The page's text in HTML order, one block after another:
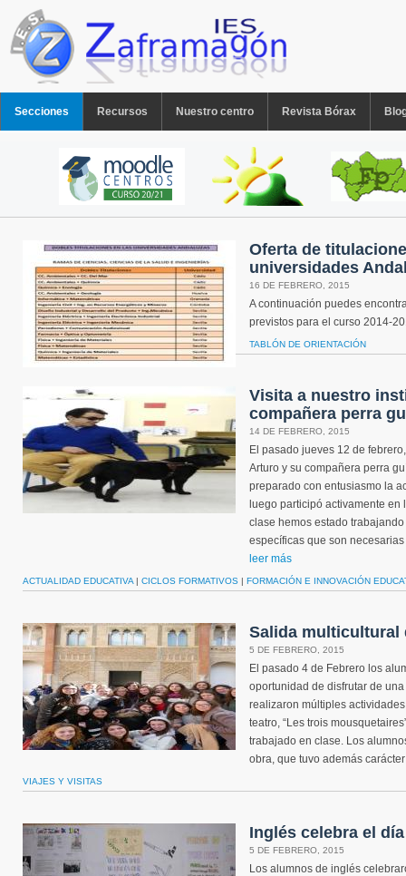
Pasar al contenido principal
Secciones Recursos Nuestro centro Revista Bórax
Oferta de
universidades
16 DE FEBRERO, 2015
A continuación puedes
previstos para el curso 2014-
TABLÓN DE ORIENTACIÓN
Visita a nuestro
compañera perra
14 DE FEBRERO, 2015
El pasado jueves 12 de
Arturo y su compañera perra
preparado con entusiasmo la
luego participó activamente en
clase hemos estado
específicas que son
leer más
ACTUALIDAD EDUCATIVA | CICLOS FORMATIVOS | FORMACIÓN E INNOVACIÓN
Salida multicultural
5 DE FEBRERO, 2015
El pasado 4 de Febrero los
oportunidad de disfrutar de
realizaron múltiples
teatro, “Les trois
trabajado en clase. Los
obra, que tuvo además
VIAJES Y VISITAS
Inglés celebra el
5 DE FEBRERO, 2015
Los alumnos de inglés